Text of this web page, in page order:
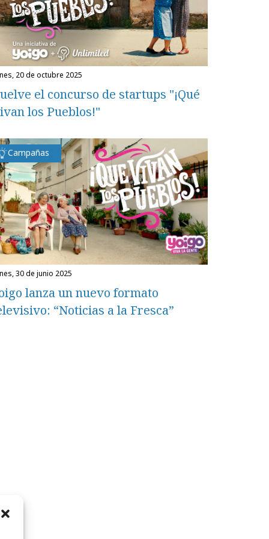
20 de octubre 2025
el concurso de startups "¡Qué
los Pueblos!"
Campañas
30 de junio 2025
lanza un nuevo formato
“Noticias a la Fresca”